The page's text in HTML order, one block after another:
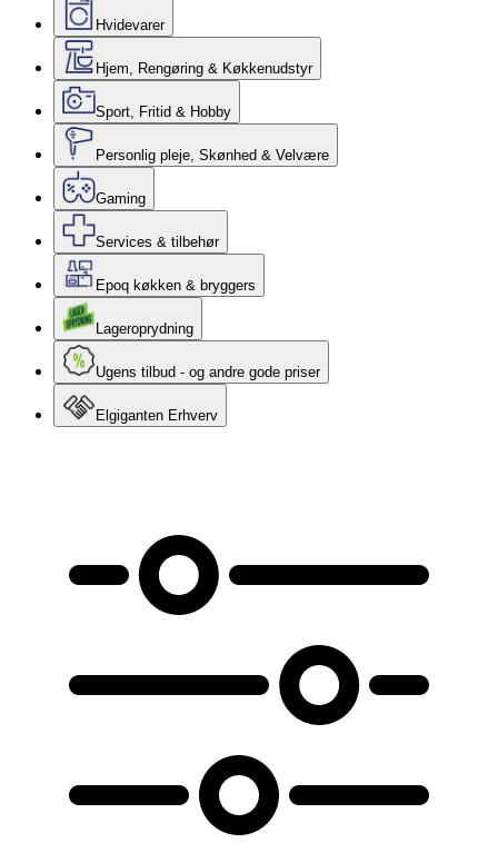
Hvidevarer
Hjem, Rengøring & Køkkenudstyr
Sport, Fritid & Hobby
Personlig pleje, Skønhed & Velvære
Gaming
Services & tilbehør
Epoq køkken & bryggers
Lageroprydning
Ugens tilbud - og andre gode priser
Elgiganten Erhverv